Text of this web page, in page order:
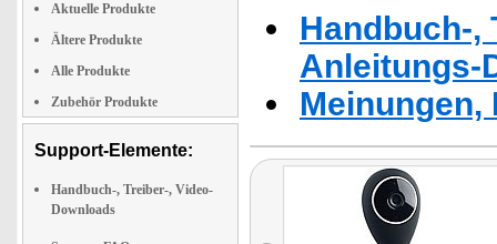
Aktuelle Produkte
Ältere Produkte
Alle Produkte
Zubehör Produkte
Support-Elemente:
Handbuch-, Treiber-, Video-
Downloads
Handbuch-,
Anleitungs-